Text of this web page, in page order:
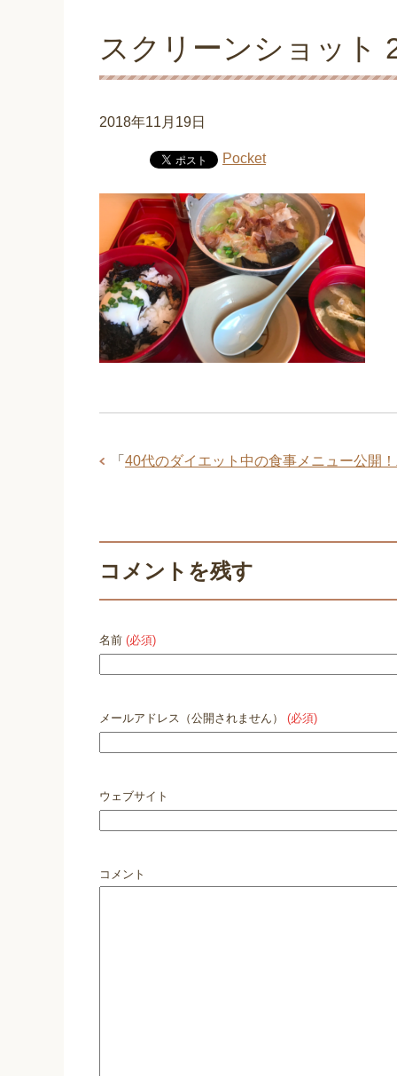
スクリーンショット
2018年11月19日
Pocket
「 40代のダイエット中の食事メニュー公開
コメントを残す
名前 (必須)
メールアドレス（公開されません） (必須)
ウェブサイト
コメント